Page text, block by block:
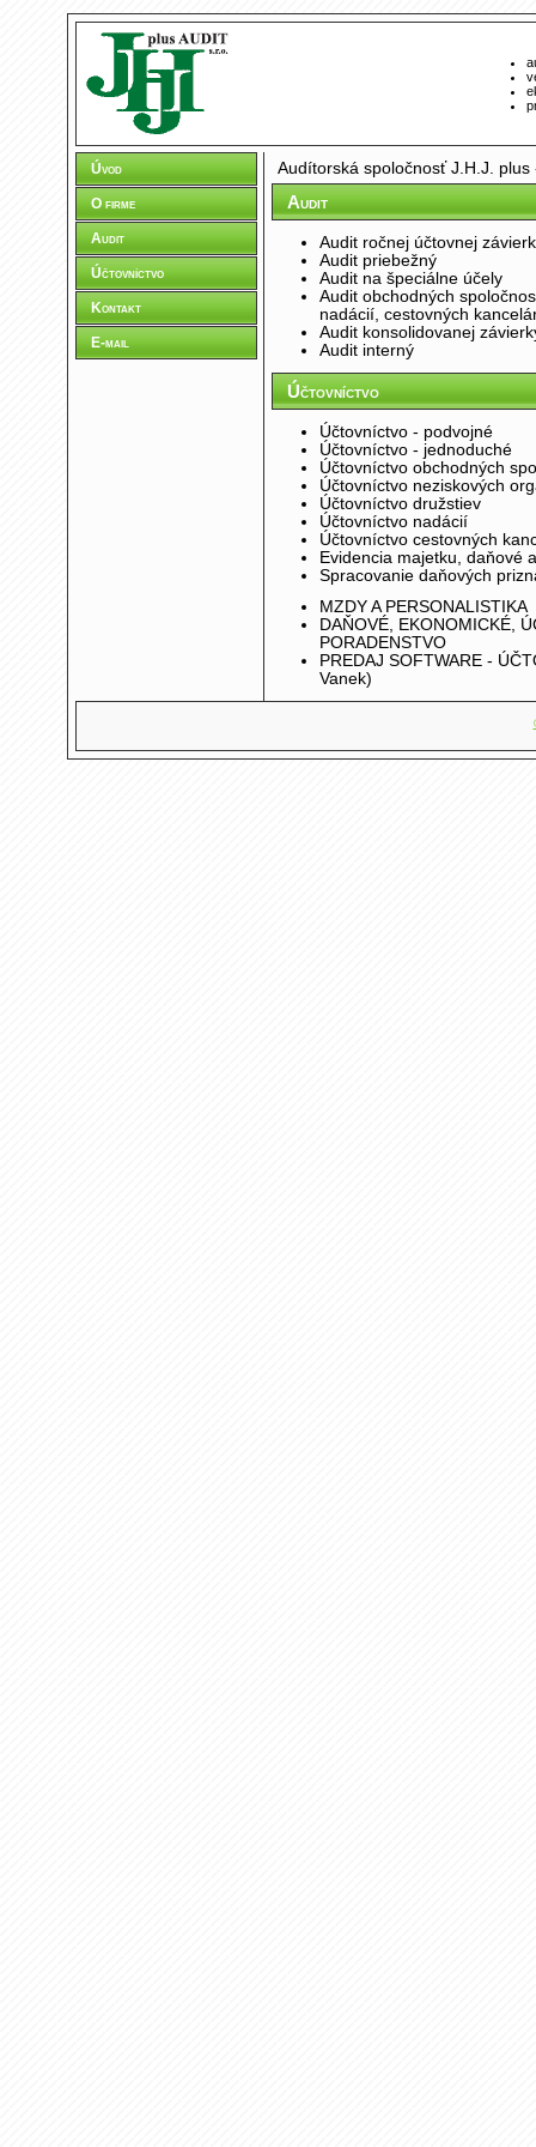
Úvod
O firme
Audit
Účtovníctvo
Kontakt
E-mail
Audítorská spoločnosť J.H.J. plus
Audit
Audit ročnej účtovnej
Audit priebežný
Audit na špeciálne účely
Audit obchodných
nadácií, cestovných
Audit konsolidovanej
Audit interný
Účtovníctvo
Účtovníctvo - podvojné
Účtovníctvo - jednoduché
Účtovníctvo obchodných
Účtovníctvo neziskových
Účtovníctvo družstiev
Účtovníctvo nadácií
Účtovníctvo cestovných
Evidencia majetku, daňové
Spracovanie daňových
MZDY A PERSONALISTIKA
DAŇOVÉ, EKONOMICKÉ,
PORADENSTVO
PREDAJ SOFTWARE -
Vanek)